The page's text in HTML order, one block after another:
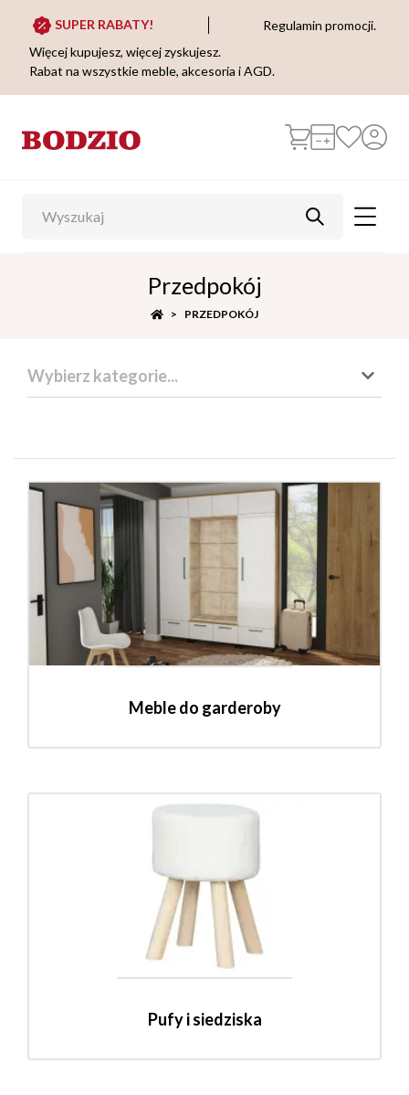
SUPER RABATY!
Regulamin promocji.
Więcej kupujesz, więcej zyskujesz.
Rabat na wszystkie meble, akcesoria i AGD.
Przedpokój
PRZEDPOKÓJ
Wybierz kategorie...
Meble do garderoby
Pufy i siedziska